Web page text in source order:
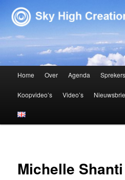
Sky High
Spring naar de primaire inhoud
Spring naar de secundaire inhoud
Home Over Agenda Sprekers
Koopvideo’s Video’s
Michelle